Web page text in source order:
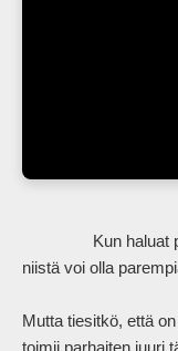
niistä voi olla
Mutta tiesitkö, että